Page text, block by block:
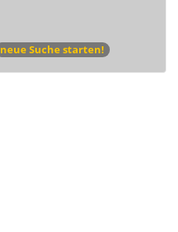
neue Suche starten!